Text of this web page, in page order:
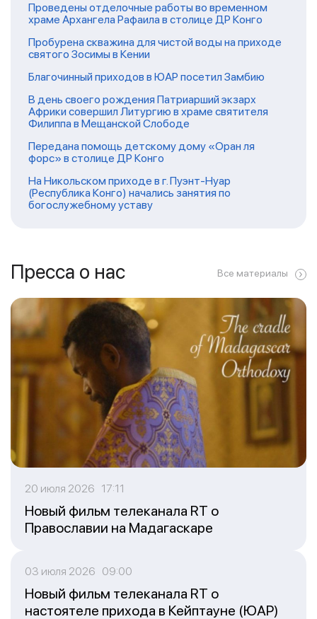
Проведены отделочные работы во временном
храме Архангела Рафаила в столице ДР Конго
Пробурена скважина для чистой воды на приходе
святого Зосимы в Кении
Благочинный приходов в ЮАР посетил Замбию
В день своего рождения Патриарший экзарх
Африки совершил Литургию в храме святителя
Филиппа в Мещанской Слободе
Передана помощь детскому дому «Оран ля
форс» в столице ДР Конго
На Никольском приходе в г. Пуэнт-Нуар
(Республика Конго) начались занятия по
богослужебному уставу
Пресса о нас Все материалы
20 июля 2026 17:11
Новый фильм телеканала RT о
Православии на Мадагаскаре
03 июля 2026 09:00
Новый фильм телеканала RT о
настоятеле прихода в Кейптауне (ЮАР)